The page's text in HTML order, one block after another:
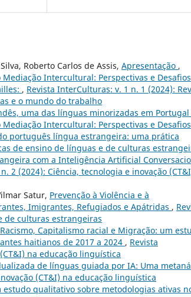
Roberto Carlos de Assis, Apresentação ,
Intercultural: Perspectivas e Desafios
, Revista InterCulturas: v. 1 n. 1 (2024):
e o mundo do trabalho
uma das línguas minorizadas em Portugal
Intercultural: Perspectivas e Desafios
português língua estrangeira: uma prática
de ensino de línguas e de culturas
com a Inteligência Artificial
2 (2024): Ciência, tecnologia e inovação
Satur, Prevenção à Violência e à
Imigrantes, Refugiados e Apátridas ,
de culturas estrangeiras
Racismo, Capitalismo racial e Migração: um
haitianos de 2017 a 2024 , Revista
na educação linguística
de línguas guiada por IA: Uma
(CT&I) na educação linguística
qualitativo sobre metodologias ativas